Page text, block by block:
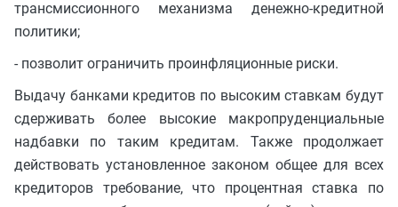
трансмиссионного механизма денежно-кредитной
политики;
- позволит ограничить проинфляционные риски.
Выдачу банками кредитов по высоким ставкам будут
сдерживать более высокие макропруденциальные
надбавки по таким кредитам. Также продолжает
действовать установленное законом общее для всех
кредиторов требование, что процентная ставка по